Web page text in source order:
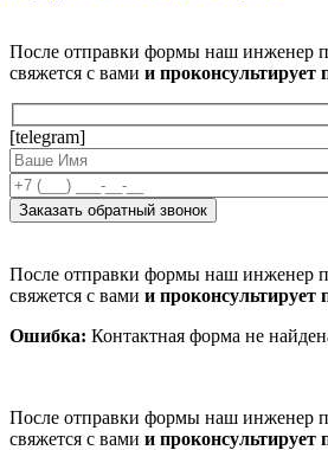
После отправки формы наш инженер
свяжется с вами и проконсультирует
[telegram]
После отправки формы наш инженер
свяжется с вами и проконсультирует
Ошибка: Контактная форма не
После отправки формы наш инженер
свяжется с вами и проконсультирует